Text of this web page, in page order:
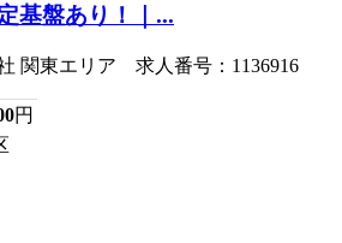
基盤あり！｜...
関東エリア 求人番号：1136916
円